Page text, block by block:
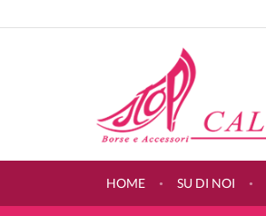
HOME SU DI NOI